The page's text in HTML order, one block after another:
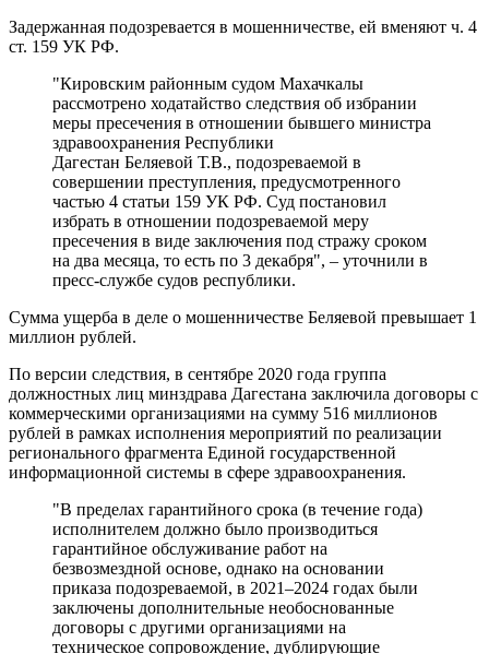
Задержанная подозревается в мошенничестве, ей вменяют ч. 4
ст. 159 УК РФ.
"Кировским районным судом Махачкалы
рассмотрено ходатайство следствия об избрании
меры пресечения в отношении бывшего министра
здравоохранения Республики
Дагестан Беляевой Т.В., подозреваемой в
совершении преступления, предусмотренного
частью 4 статьи 159 УК РФ. Суд постановил
избрать в отношении подозреваемой меру
пресечения в виде заключения под стражу сроком
на два месяца, то есть по 3 декабря", – уточнили в
пресс-службе судов республики.
Сумма ущерба в деле о мошенничестве Беляевой превышает 1
миллион рублей.
По версии следствия, в сентябре 2020 года группа
должностных лиц минздрава Дагестана заключила договоры с
коммерческими организациями на сумму 516 миллионов
рублей в рамках исполнения мероприятий по реализации
регионального фрагмента Единой государственной
информационной системы в сфере здравоохранения.
"В пределах гарантийного срока (в течение года)
исполнителем должно было производиться
гарантийное обслуживание работ на
безвозмездной основе, однако на основании
приказа подозреваемой, в 2021–2024 годах были
заключены дополнительные необоснованные
договоры с другими организациями на
техническое сопровождение, дублирующие